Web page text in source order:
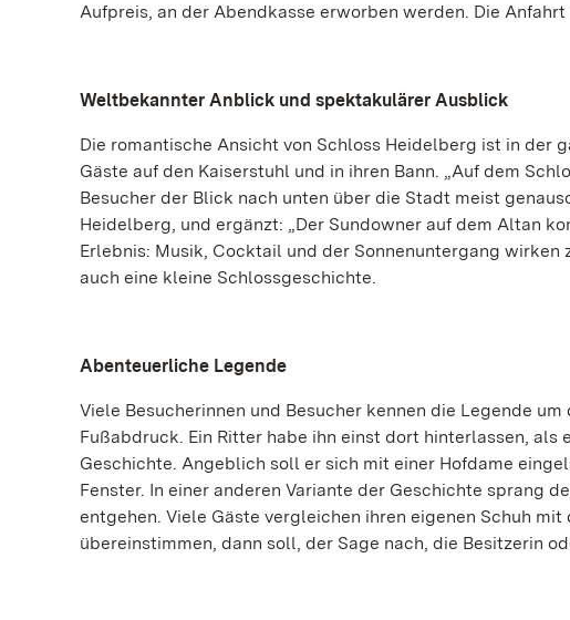
Aufpreis, an der Abendkasse erworben werden. Die
Weltbekannter Anblick und spektakulärer Ausblick
Die romantische Ansicht von Schloss Heidelberg ist in der
Gäste auf den Kaiserstuhl und in ihren Bann. „Auf dem
Besucher der Blick nach unten über die Stadt meist
Heidelberg, und ergänzt: „Der Sundowner auf dem Altan
Erlebnis: Musik, Cocktail und der Sonnenuntergang
auch eine kleine Schlossgeschichte.
Abenteuerliche Legende
Viele Besucherinnen und Besucher kennen die Legende
Fußabdruck. Ein Ritter habe ihn einst dort hinterlassen,
Geschichte. Angeblich soll er sich mit einer Hofdame
Fenster. In einer anderen Variante der Geschichte sprang
entgehen. Viele Gäste vergleichen ihren eigenen Schuh
übereinstimmen, dann soll, der Sage nach, die Besitzerin